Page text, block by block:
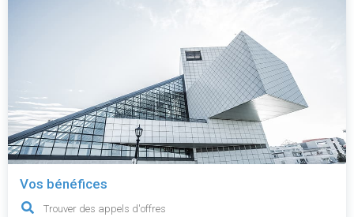
Vos bénéfices
Trouver des appels d'offres